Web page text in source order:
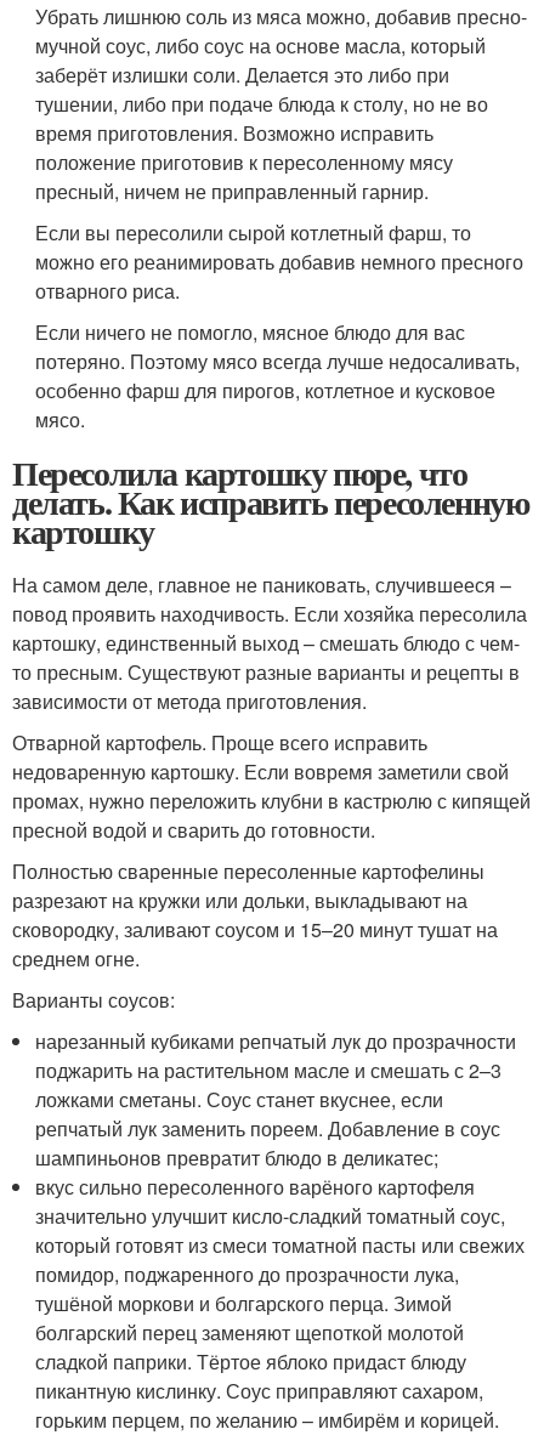
Убрать лишнюю соль из мяса можно, добавив пресно-
мучной соус, либо соус на основе масла, который
заберёт излишки соли. Делается это либо при
тушении, либо при подаче блюда к столу, но не во
время приготовления. Возможно исправить
положение приготовив к пересоленному мясу
пресный, ничем не приправленный гарнир.
Если вы пересолили сырой котлетный фарш, то
можно его реанимировать добавив немного пресного
отварного риса.
Если ничего не помогло, мясное блюдо для вас
потеряно. Поэтому мясо всегда лучше недосаливать,
особенно фарш для пирогов, котлетное и кусковое
мясо.
Пересолила картошку пюре, что
делать. Как исправить пересоленную
картошку
На самом деле, главное не паниковать, случившееся –
повод проявить находчивость. Если хозяйка пересолила
картошку, единственный выход – смешать блюдо с чем-
то пресным. Существуют разные варианты и рецепты в
зависимости от метода приготовления.
Отварной картофель. Проще всего исправить
недоваренную картошку. Если вовремя заметили свой
промах, нужно переложить клубни в кастрюлю с кипящей
пресной водой и сварить до готовности.
Полностью сваренные пересоленные картофелины
разрезают на кружки или дольки, выкладывают на
сковородку, заливают соусом и 15–20 минут тушат на
среднем огне.
Варианты соусов:
нарезанный кубиками репчатый лук до прозрачности
поджарить на растительном масле и смешать с 2–3
ложками сметаны. Соус станет вкуснее, если
репчатый лук заменить пореем. Добавление в соус
шампиньонов превратит блюдо в деликатес;
вкус сильно пересоленного варёного картофеля
значительно улучшит кисло-сладкий томатный соус,
который готовят из смеси томатной пасты или свежих
помидор, поджаренного до прозрачности лука,
тушёной моркови и болгарского перца. Зимой
болгарский перец заменяют щепоткой молотой
сладкой паприки. Тёртое яблоко придаст блюду
пикантную кислинку. Соус приправляют сахаром,
горьким перцем, по желанию – имбирём и корицей.